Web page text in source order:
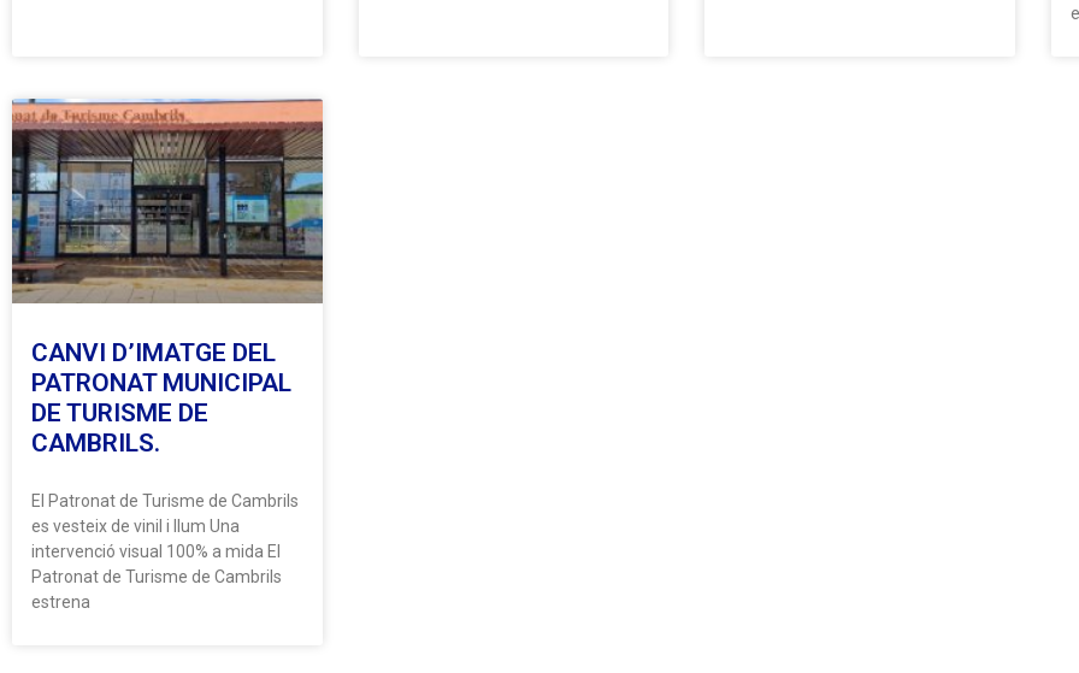
CANVI D’IMATGE DEL
PATRONAT MUNICIPAL
DE TURISME DE
CAMBRILS.
El Patronat de Turisme de Cambrils
es vesteix de vinil i llum Una
intervenció visual 100% a mida El
Patronat de Turisme de Cambrils
estrena